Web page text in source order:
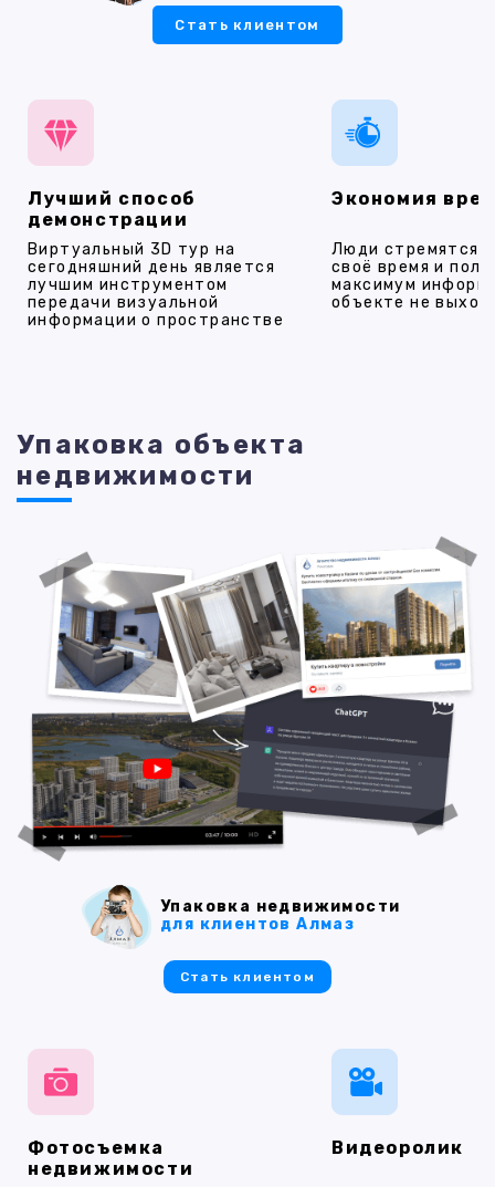
Стать клиентом
Лучший способ
демонстрации
Виртуальный 3D тур на
сегодняшний день является
лучшим инструментом
передачи визуальной
информации о пространстве
Экономия
Люди стремятся
своё время и
максимум
объекте не
Упаковка объекта
недвижимости
Фотосъемка
недвижимости
Видеоролик
Упаковка недвижимости
для клиентов Алмаз
Стать клиентом